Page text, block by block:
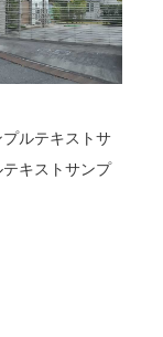
ルテキストサ
キストサンプ